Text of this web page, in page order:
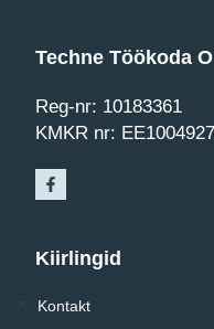
Techne Töökoda
Reg-nr: 10183361
KMKR nr:
Kiirlingid
Kontakt